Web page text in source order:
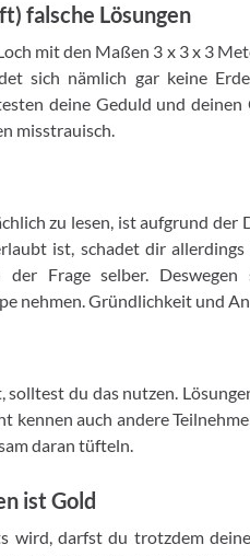
falsche Lösungen
mit den Maßen 3 x 3 x 3
sich nämlich gar keine
deine Geduld und
misstrauisch.
zu lesen, ist aufgrund der
ist, schadet dir
Frage selber.
nehmen. Gründlichkeit und
du das nutzen.
kennen auch andere
daran tüfteln.
ist Gold
wird, darfst du trotzdem